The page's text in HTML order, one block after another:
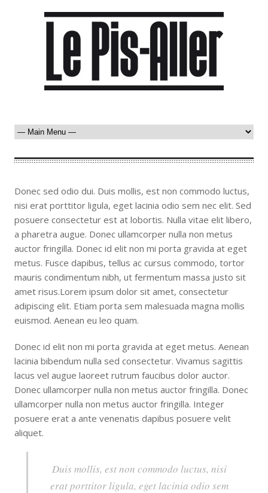
Donec sed odio dui. Duis mollis, est non commodo luctus,
nisi erat porttitor ligula, eget lacinia odio sem nec elit. Sed
posuere consectetur est at lobortis. Nulla vitae elit libero,
a pharetra augue. Donec ullamcorper nulla non metus
auctor fringilla. Donec id elit non mi porta gravida at eget
metus. Fusce dapibus, tellus ac cursus commodo, tortor
mauris condimentum nibh, ut fermentum massa justo sit
amet risus.Lorem ipsum dolor sit amet, consectetur
adipiscing elit. Etiam porta sem malesuada magna mollis
euismod. Aenean eu leo quam.
Donec id elit non mi porta gravida at eget metus. Aenean
lacinia bibendum nulla sed consectetur. Vivamus sagittis
lacus vel augue laoreet rutrum faucibus dolor auctor.
Donec ullamcorper nulla non metus auctor fringilla. Donec
ullamcorper nulla non metus auctor fringilla. Integer
posuere erat a ante venenatis dapibus posuere velit
aliquet.
Duis mollis, est non commodo luctus, nisi
erat porttitor ligula, eget lacinia odio sem